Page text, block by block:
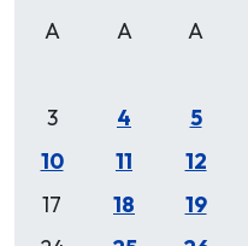
A A A
3
4 5
10
11 12
17
18 19